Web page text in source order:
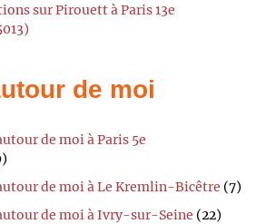
sur Pirouett à Paris 13e
de moi
de moi à Paris 5e
de moi à Le Kremlin-Bicêtre (7)
de moi à Ivry-sur-Seine (22)